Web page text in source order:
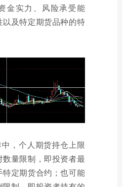
金实力、风险承受能
以及特定期货品种的特
，个人期货持仓上限
量限制，即投资者最
特定期货合约；也可能